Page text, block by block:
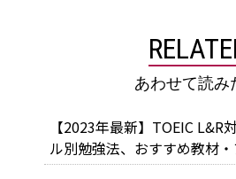
あわせて読み
【2023年最新】TOEIC L&R
ル別勉強法、おすすめ教材